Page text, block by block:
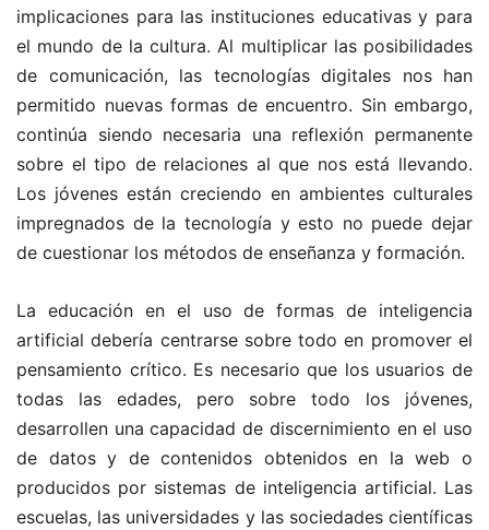
implicaciones para las instituciones educativas y para
el mundo de la cultura. Al multiplicar las posibilidades
de comunicación, las tecnologías digitales nos han
permitido nuevas formas de encuentro. Sin embargo,
continúa siendo necesaria una reflexión permanente
sobre el tipo de relaciones al que nos está llevando.
Los jóvenes están creciendo en ambientes culturales
impregnados de la tecnología y esto no puede dejar
de cuestionar los métodos de enseñanza y formación.
La educación en el uso de formas de inteligencia
artificial debería centrarse sobre todo en promover el
pensamiento crítico. Es necesario que los usuarios de
todas las edades, pero sobre todo los jóvenes,
desarrollen una capacidad de discernimiento en el uso
de datos y de contenidos obtenidos en la web o
producidos por sistemas de inteligencia artificial. Las
escuelas, las universidades y las sociedades científicas